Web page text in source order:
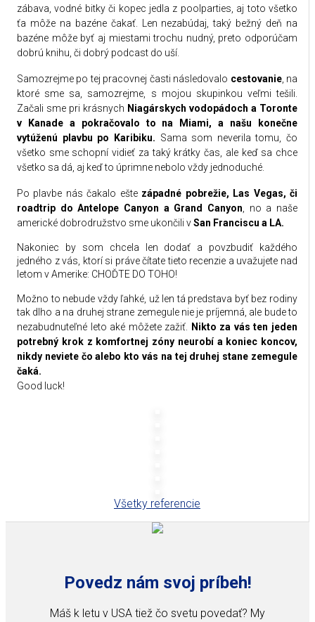
zábava, vodné bitky či kopec jedla z poolparties, aj toto všetko
ťa môže na bazéne čakať. Len nezabúdaj, taký bežný deň na
bazéne môže byť aj miestami trochu nudný, preto odporúčam
dobrú knihu, či dobrý podcast do uší.
Samozrejme po tej pracovnej časti následovalo cestovanie, na
ktoré sme sa, samozrejme, s mojou skupinkou veľmi tešili.
Začali sme pri krásnych Niagárskych vodopádoch a Toronte
v Kanade a pokračovalo to na Miami, a našu konečne
vytúženú plavbu po Karibiku. Sama som neverila tomu, čo
všetko sme schopní vidieť za taký krátky čas, ale keď sa chce
všetko sa dá, aj keď to úprimne nebolo vždy jednoduché.
Po plavbe nás čakalo ešte západné pobrežie, Las Vegas, či
roadtrip do Antelope Canyon a Grand Canyon , no a naše
americké dobrodružstvo sme ukončili vSan Franciscu a LA.
Nakoniec by som chcela len dodať a povzbudiť každého
jedného z vás, ktorí si práve čítate tieto recenzie a uvažujete nad
letom v Amerike: CHOĎTE DO TOHO!
Možno to nebude vždy ľahké, už len tá predstava byť bez rodiny
tak dlho a na druhej strane zemegule nie je príjemná, ale bude to
nezabudnuteľné leto aké môžete zažiť.
Nikto za vás ten jeden
potrebný krok z komfortnej zóny neurobí a koniec koncov,
nikdy neviete čo alebo kto vás na tej druhej stane zemegule
čaká.
Good luck!
Všetky referencie
Povedz nám svoj príbeh!
Máš k letu v USA tiež čo svetu povedať? My